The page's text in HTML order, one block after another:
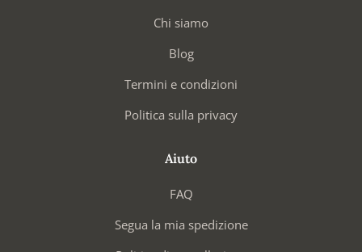
Chi siamo
Blog
Termini e condizioni
Politica sulla privacy
Aiuto
FAQ
Segua la mia spedizione